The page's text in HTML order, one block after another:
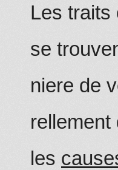
Les traits
se
niere de
les